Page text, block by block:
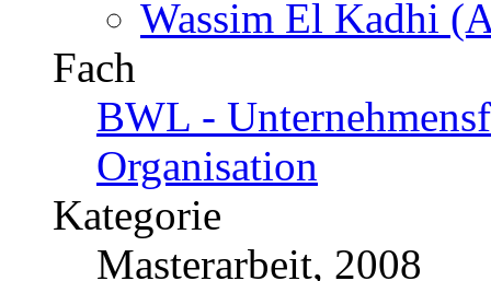
Kategorie
Diplomarbeit, 2008
Preis
US$ 71,99